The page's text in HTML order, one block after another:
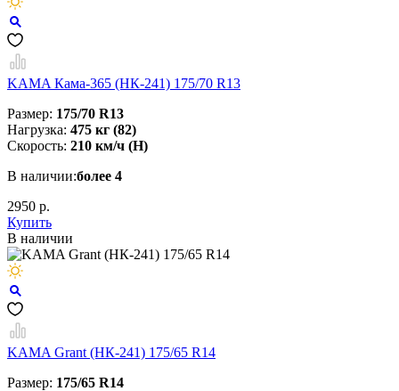
KAMA Кама-365 (НК-241) 175/70 R13
Размер: 175/70 R13
Нагрузка: 475 кг (82)
Скорость: 210 км/ч (H)
В наличии:более 4
2950 р.
Купить
В наличии
KAMA Grant (НК-241) 175/65 R14
Размер: 175/65 R14